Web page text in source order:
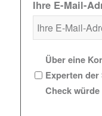
Ihre E-Mail-
Über eine
Experten
Check